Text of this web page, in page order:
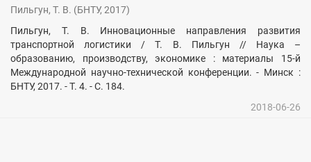
Пильгун, Т. В. (БНТУ, 2017)
Пильгун, Т. В. Инновационные направления развития
транспортной логистики / Т. В. Пильгун // Наука –
образованию, производству, экономике : материалы 15-й
Международной научно-технической конференции. - Минск :
БНТУ, 2017. - Т. 4. - С. 184.
2018-06-26